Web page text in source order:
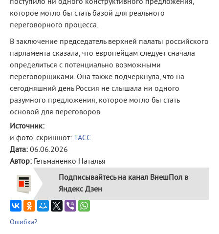
поступило ни одного конструктивного предложения,
которое могло бы стать базой для реального
переговорного процесса.
В заключение председатель верхней палаты российского
парламента сказала, что европейцам следует сначала
определиться с потенциально возможными
переговорщиками. Она также подчеркнула, что на
сегодняшний день Россия не слышала ни одного
разумного предложения, которое могло бы стать
основой для переговоров.
Источник:
и фото-скриншот: ТАСС
Дата: 06.06.2026
Автор: Гетьманенко Наталья
Подписывайтесь на канал ВнешПол в
Яндекс Дзен
Ошибка?